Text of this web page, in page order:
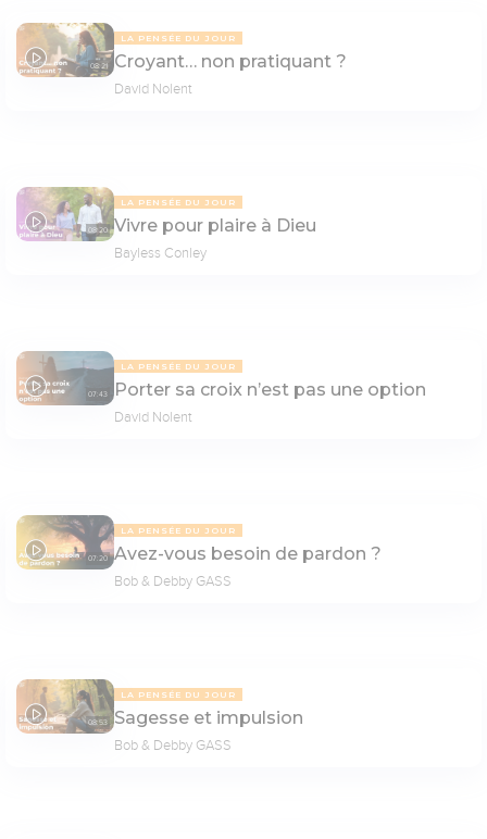
08:21
LA PENSÉE DU JOUR
Croyant… non pratiquant ?
David Nolent
08:20
LA PENSÉE DU JOUR
Vivre pour plaire à Dieu
Bayless Conley
07:43
LA PENSÉE DU JOUR
Porter sa croix n’est pas une option
David Nolent
07:20
LA PENSÉE DU JOUR
Avez-vous besoin de pardon ?
Bob & Debby GASS
08:53
LA PENSÉE DU JOUR
Sagesse et impulsion
Bob & Debby GASS